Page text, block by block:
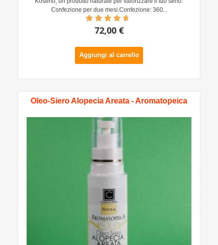
Confezione per due mesi.Confezione: 360...
72,00 €
Aggiungi al carrello
Oleo-Siero Alopecia Areata - Aromatopeica